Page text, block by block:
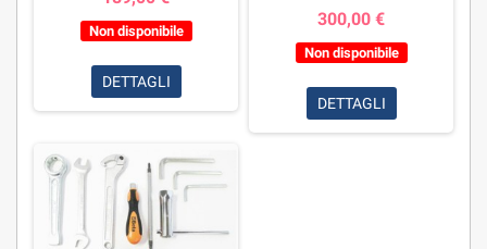
Non disponibile
DETTAGLI
300,00 €
Non disponibile
DETTAGLI